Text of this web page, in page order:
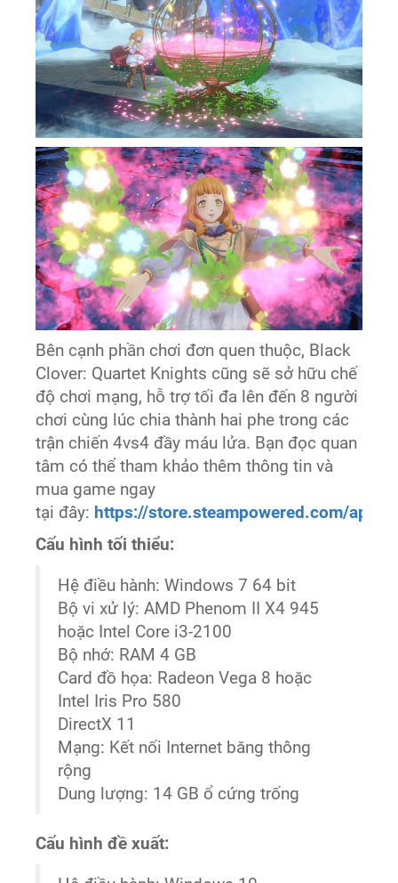
Bên cạnh phần chơi đơn quen thuộc, Black
Clover: Quartet Knights cũng sẽ sở hữu chế
độ chơi mạng, hỗ trợ tối đa lên đến 8 người
chơi cùng lúc chia thành hai phe trong các
trận chiến 4vs4 đầy máu lửa. Bạn đọc quan
tâm có thể tham khảo thêm thông tin và
mua game ngay
tại đây: https://store.steampowered.com/app/
Cấu hình tối thiểu:
Hệ điều hành: Windows 7 64 bit
Bộ vi xử lý: AMD Phenom II X4 945
hoặc Intel Core i3-2100
Bộ nhớ: RAM 4 GB
Card đồ họa: Radeon Vega 8 hoặc
Intel Iris Pro 580
DirectX 11
Mạng: Kết nối Internet băng thông
rộng
Dung lượng: 14 GB ổ cứng trống
Cấu hình đề xuất: